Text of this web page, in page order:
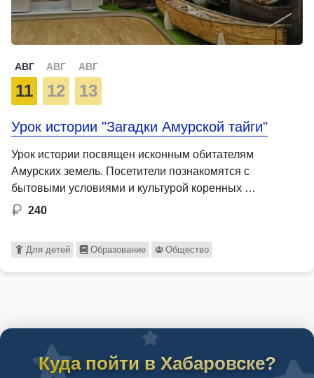
АВГ
11
АВГ
12
АВГ
13
Урок истории "Загадки Амурской тайги"
Урок истории посвящен исконным обитателям
Амурских земель. Посетители познакомятся с
бытовыми условиями и культурой коренных …
240
Для детей Образование Общество
Куда пойти в Хабаровске?